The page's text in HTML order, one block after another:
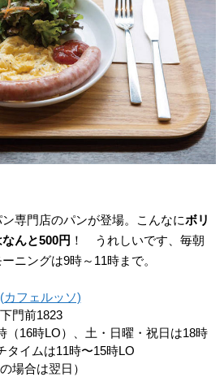
専門店のパンが登場。こんなにボリ
んと500円 ！ うれしいです、毎朝
ニングは9時～11時まで。
カフェルッソ)
門前1823
（16時LO）、土・日曜・祝日は18時
イムは11時〜15時LO
場合は翌日）